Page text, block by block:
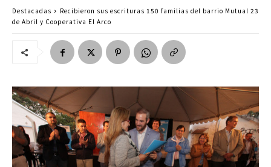
Destacadas
Recibieron sus escrituras 150 familias del barrio Mutual 23
de Abril y Cooperativa El Arco